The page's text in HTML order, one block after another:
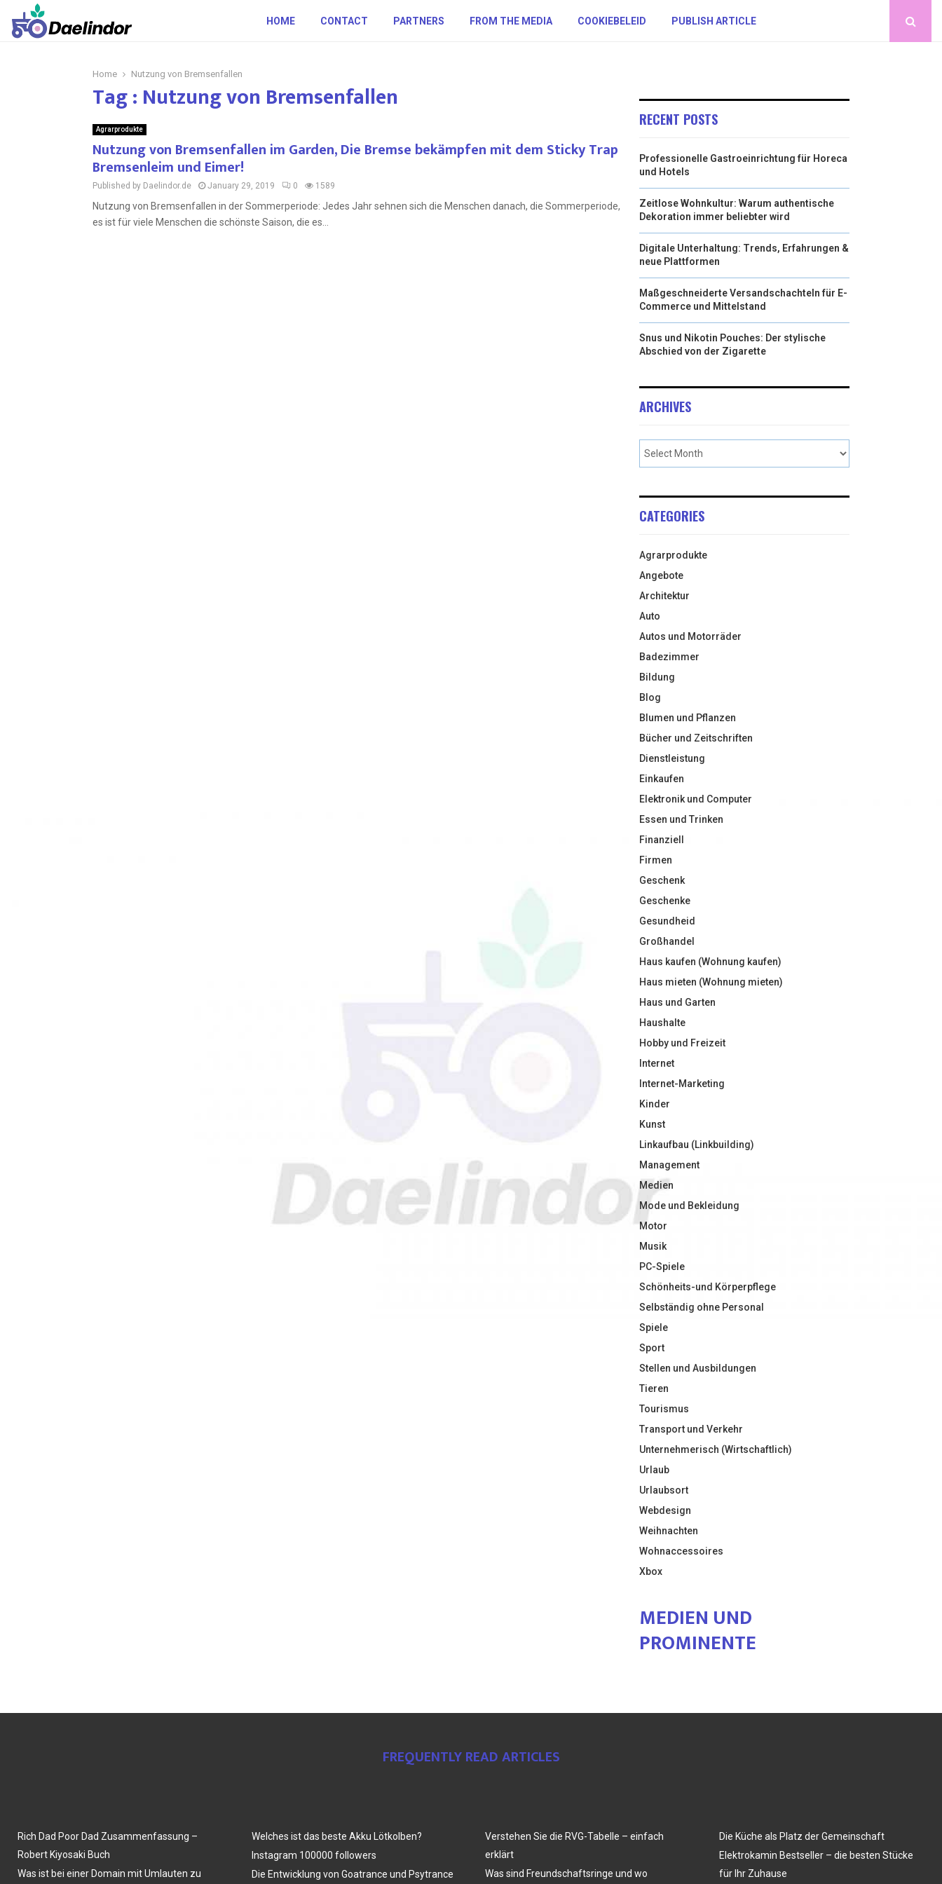
HOME CONTACT PARTNERS FROM THE MEDIA COOKIEBELEID PUBLISH ARTICLE
Home Nutzung von Bremsenfallen
Tag : Nutzung von Bremsenfallen
Agrarprodukte
Nutzung von Bremsenfallen im Garden, Die Bremse bekämpfen mit dem Sticky Trap
Bremsenleim und Eimer!
Published by Daelindor.de January 29, 2019 0 1589
Nutzung von Bremsenfallen in der Sommerperiode: Jedes Jahr sehnen sich die Menschen danach, die Sommerperiode,
es ist für viele Menschen die schönste Saison, die es...
RECENT POSTS
Professionelle Gastroeinrichtung für Horeca
und Hotels
Zeitlose Wohnkultur: Warum authentische
Dekoration immer beliebter wird
Digitale Unterhaltung: Trends, Erfahrungen &
neue Plattformen
Maßgeschneiderte Versandschachteln für E-
Commerce und Mittelstand
Snus und Nikotin Pouches: Der stylische
Abschied von der Zigarette
ARCHIVES
CATEGORIES
Agrarprodukte
Angebote
Architektur
Auto
Autos und Motorräder
Badezimmer
Bildung
Blog
Blumen und Pflanzen
Bücher und Zeitschriften
Dienstleistung
Einkaufen
Elektronik und Computer
Essen und Trinken
Finanziell
Firmen
Geschenk
Geschenke
Gesundheid
Großhandel
Haus kaufen (Wohnung kaufen)
Haus mieten (Wohnung mieten)
Haus und Garten
Haushalte
Hobby und Freizeit
Internet
Internet-Marketing
Kinder
Kunst
Linkaufbau (Linkbuilding)
Management
Medien
Mode und Bekleidung
Motor
Musik
PC-Spiele
Schönheits-und Körperpflege
Selbständig ohne Personal
Spiele
Sport
Stellen und Ausbildungen
Tieren
Tourismus
Transport und Verkehr
Unternehmerisch (Wirtschaftlich)
Urlaub
Urlaubsort
Webdesign
Weihnachten
Wohnaccessoires
Xbox
MEDIEN UND
PROMINENTE
FREQUENTLY READ ARTICLES
Rich Dad Poor Dad Zusammenfassung –
Robert Kiyosaki Buch
Was ist bei einer Domain mit Umlauten zu
Welches ist das beste Akku Lötkolben?
Instagram 100000 followers
Die Entwicklung von Goatrance und Psytrance
Verstehen Sie die RVG-Tabelle – einfach
erklärt
Was sind Freundschaftsringe und wo
Die Küche als Platz der Gemeinschaft
Elektrokamin Bestseller – die besten Stücke
für Ihr Zuhause